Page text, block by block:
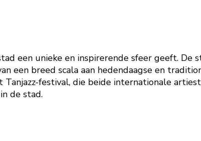
een unieke en inspirerende sfeer geeft. De
een breed scala aan hedendaagse en
festival, die beide internationale
de stad.